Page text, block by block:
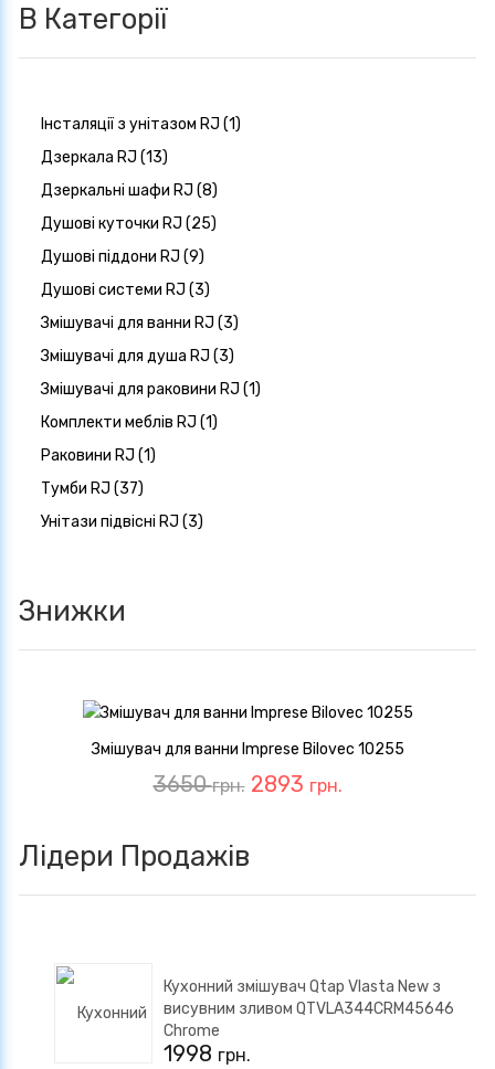
В Категорії
Інсталяції з унітазом RJ (1)
Дзеркала RJ (13)
Дзеркальні шафи RJ (8)
Душові куточки RJ (25)
Душові піддони RJ (9)
Душові системи RJ (3)
Змішувачі для ванни RJ (3)
Змішувачі для душа RJ (3)
Змішувачі для раковини RJ (1)
Комплекти меблів RJ (1)
Раковини RJ (1)
Тумби RJ (37)
Унітази підвісні RJ (3)
Знижки
Змішувач для ванни Imprese Bilovec 10255
3650грн. 2893 грн.
Лідери Продажів
Кухонний змішувач Qtap Vlasta New з
висувним зливом QTVLA344CRM45646
Chrome
1998 грн.